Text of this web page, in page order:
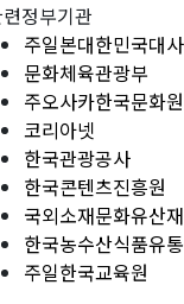
정부기관
주일본대한민국대
문화체육관광부
주오사카한국문화원
코리아넷
한국관광공사
한국콘텐츠진흥원
국외소재문화유산
한국농수산식품유
주일한국교육원